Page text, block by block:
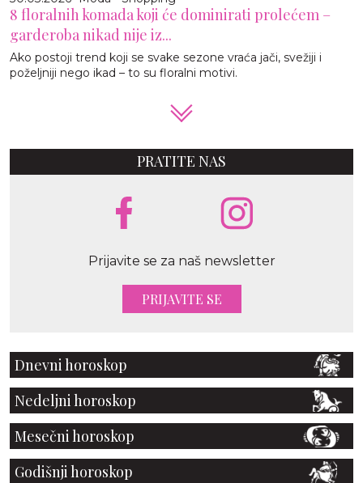
8 floralnih komada koji će dominirati prolećem –
garderoba nikad nije iz...
Ako postoji trend koji se svake sezone vraća jači, svežiji i
poželjniji nego ikad – to su floralni motivi.
PRATITE NAS
Prijavite se za naš newsletter
PRIJAVITE SE
Dnevni horoskop
Nedeljni horoskop
Mesečni horoskop
Godišnji horoskop